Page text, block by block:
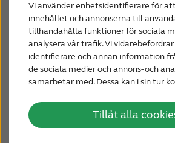
Vi använder enhetsidentifierare för
innehållet och annonserna till
tillhandahålla funktioner för sociala
analysera vår trafik. Vi
identifierare och annan information
de sociala medier och annons- och
samarbetar med. Dessa kan i sin tur
tillhandahållit eller som de har samlat
använt deras tjänster.Tillåt alla
Hjälp
Varför ReSound?
Blogg
KONTAKTA OSS
konduktiv och sensorineural
hörselnedsättning.Det betyder
skador i både ytterörat och
kan inte leda ljudet korrekt till
innerörat kan inte bearbeta
till hjärnan. Skadan i den
konduktiva hörselnedsättningen
behöver inte vara det.Många